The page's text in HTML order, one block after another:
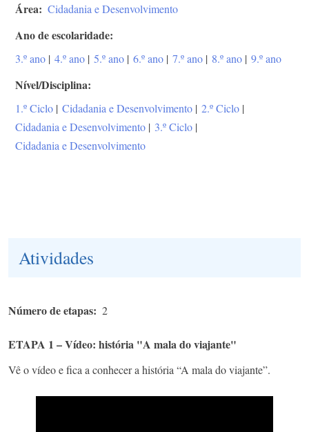
Área Cidadania e Desenvolvimento
Ano de escolaridade
3.º ano | 4.º ano | 5.º ano | 6.º ano | 7.º ano | 8.º ano | 9.º ano
Nível/Disciplina
1.º Ciclo | Cidadania e Desenvolvimento | 2.º Ciclo |
Cidadania e Desenvolvimento | 3.º Ciclo |
Cidadania e Desenvolvimento
Atividades
Número de etapas 2
ETAPA 1 – Vídeo: história "A mala do viajante"
Vê o vídeo e fica a conhecer a história “A mala do viajante”.